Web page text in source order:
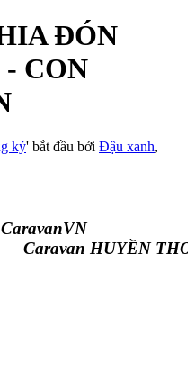
ĐÓN
CON
ký' bắt đầu bởi Đậu xanh,
Caravan HUYỀN